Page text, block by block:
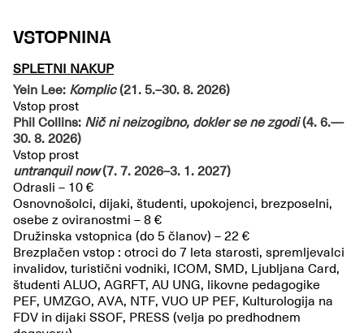
VSTOPNINA
SPLETNI NAKUP
Yein Lee: Komplic(21. 5.–30. 8. 2026)
Vstop prost
Phil Collins: Nič ni neizogibno, dokler se ne zgodi(4. 6.—
30. 8. 2026)
Vstop prost
untranquil now(7. 7. 2026–3. 1. 2027)
Odrasli – 10 €
Osnovnošolci, dijaki, študenti, upokojenci, brezposelni,
osebe z oviranostmi – 8 €
Družinska vstopnica (do 5 članov) – 22 €
Brezplačen vstop : otroci do 7 leta starosti, spremljevalci
invalidov, turistični vodniki, ICOM, SMD, Ljubljana Card,
študenti ALUO, AGRFT, AU UNG, likovne pedagogike
PEF, UMZGO, AVA, NTF, VUO UP PEF, Kulturologija na
FDV in dijaki SSOF, PRESS (velja po predhodnem